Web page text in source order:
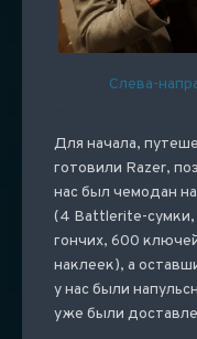
Слева-
Для начала,
готовили Razer,
нас был чемодан
(4 Battlerite-
гончих, 600
наклеек), а
у нас были
уже были